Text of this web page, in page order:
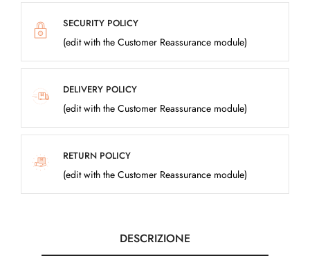
SECURITY POLICY
(edit with the Customer Reassurance module)
DELIVERY POLICY
(edit with the Customer Reassurance module)
RETURN POLICY
(edit with the Customer Reassurance module)
DESCRIZIONE